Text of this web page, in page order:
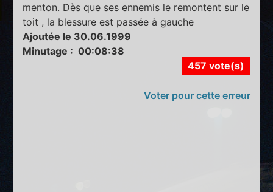
menton. Dès que ses ennemis le remontent sur le
toit , la blessure est passée à gauche
Ajoutée le 30.06.1999
Minutage : 00:08:38
457 vote(s)
Voter pour cette erreur